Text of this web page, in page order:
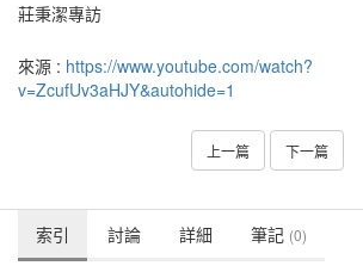
莊秉潔專訪
來源 : https://www.youtube.com/watch?
v=ZcufUv3aHJY&autohide=1
上一篇 下一篇
索引 討論 詳細 筆記 (0)